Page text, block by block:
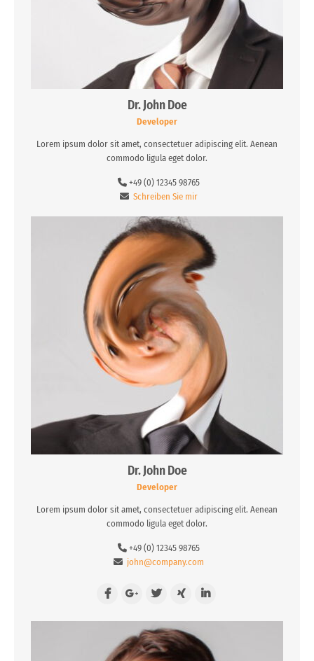
Dr. John Doe
Developer
Lorem ipsum dolor sit amet, consectetuer adipiscing elit. Aenean
commodo ligula eget dolor.
+49 (0) 12345 98765
Schreiben Sie mir
Dr. John Doe
Developer
Lorem ipsum dolor sit amet, consectetuer adipiscing elit. Aenean
commodo ligula eget dolor.
+49 (0) 12345 98765
john@company.com